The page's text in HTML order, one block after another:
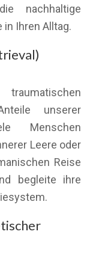
nachhaltige
Ihren Alltag.
unserer
Menschen
Leere oder
Reise
begleite ihre